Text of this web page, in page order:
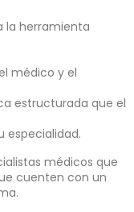
la herramienta
médico y el
estructurada que el
especialidad.
médicos que
cuenten con un